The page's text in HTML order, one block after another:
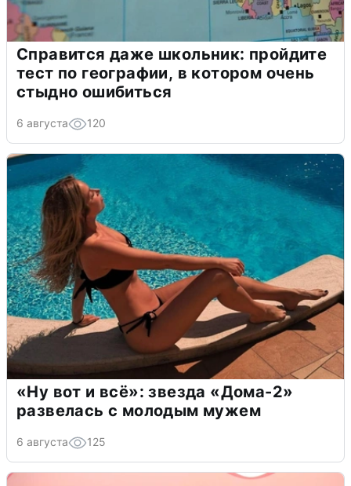
Справится даже школьник: пройдите
тест по географии, в котором очень
стыдно ошибиться
6 августа 120
«Ну вот и всё»: звезда «Дома-2»
развелась с молодым мужем
6 августа 125